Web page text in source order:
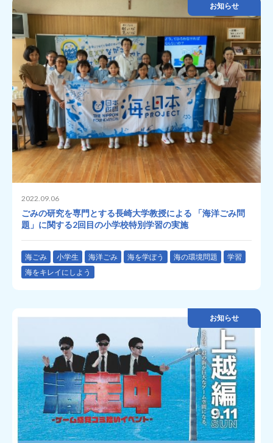
お知らせ
2022.09.06
ごみの研究を専門とする長崎大学教授による 「海洋ごみ問
題」に関する2回目の小学校特別学習の実施
海ごみ 小学生 海洋ごみ 海を学ぼう 海の環境問題
学習
海をキレイにしよう
お知らせ